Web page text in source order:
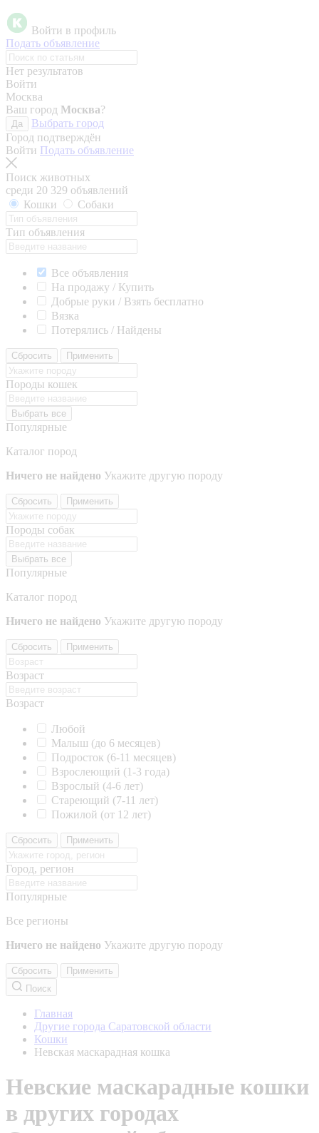
Войти в профиль
Подать объявление
Нет результатов
Войти
Москва
Ваш город Москва?
Да
Выбрать город
Город подтверждён
Войти Подать объявление
Поиск животных
среди 20 329 объявлений
Кошки
Собаки
Тип объявления
Все объявления
На продажу / Купить
Добрые руки / Взять бесплатно
Вязка
Потерялись / Найдены
Сбросить Применить
Породы кошек
Выбрать все
Популярные
Каталог пород
Ничего не найдено Укажите другую породу
Сбросить Применить
Породы собак
Выбрать все
Популярные
Каталог пород
Ничего не найдено Укажите другую породу
Сбросить Применить
Возраст
Возраст
Любой
Малыш (до 6 месяцев)
Подросток (6-11 месяцев)
Взрослеющий (1-3 года)
Взрослый (4-6 лет)
Стареющий (7-11 лет)
Пожилой (от 12 лет)
Сбросить Применить
Город, регион
Популярные
Все регионы
Ничего не найдено Укажите другую породу
Сбросить
Применить
Поиск
Главная
Другие города Саратовской области
Кошки
Невская маскарадная кошка
Невские маскарадные кошки
в других городах